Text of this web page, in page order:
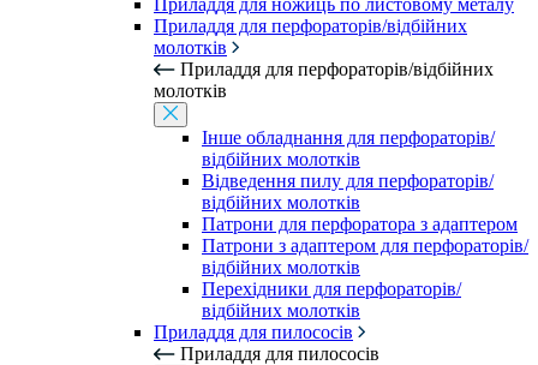
Приладдя для ножиць по листовому металу
Приладдя для перфораторів/відбійних
молотків
Приладдя для перфораторів/відбійних
молотків
Інше обладнання для перфораторів/
відбійних молотків
Відведення пилу для перфораторів/
відбійних молотків
Патрони для перфоратора з адаптером
Патрони з адаптером для перфораторів/
відбійних молотків
Перехідники для перфораторів/
відбійних молотків
Приладдя для пилососів
Приладдя для пилососів